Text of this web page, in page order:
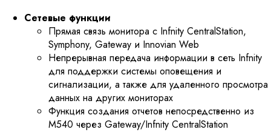
Сетевые функции
Прямая связь монитора с Infnity CentralStation,
Symphony, Gateway и Innovian Web
Непрерывная передача информации в сеть Infnity
для поддержки системы оповещения и
сигнализации, а также для удаленного просмотра
данных на других мониторах
Функция создания отчетов непосредственно из
M540 через Gateway/Infnity CentralStation